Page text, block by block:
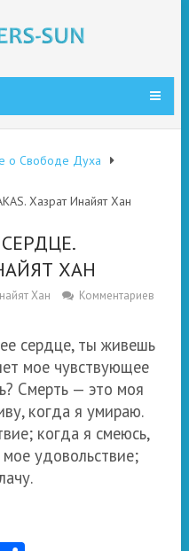
о Свободе Духа
Хазрат Инайят Хан
ХАН
Хан
Комментариев
сердце, ты живешь
мое чувствующее
Смерть — это моя
когда я умираю.
когда я смеюсь,
удовольствие;